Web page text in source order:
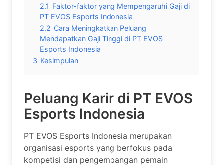
2.1 Faktor-faktor yang Mempengaruhi Gaji di
PT EVOS Esports Indonesia
2.2 Cara Meningkatkan Peluang
Mendapatkan Gaji Tinggi di PT EVOS
Esports Indonesia
3 Kesimpulan
Peluang Karir di PT EVOS
Esports Indonesia
PT EVOS Esports Indonesia merupakan
organisasi esports yang berfokus pada
kompetisi dan pengembangan pemain